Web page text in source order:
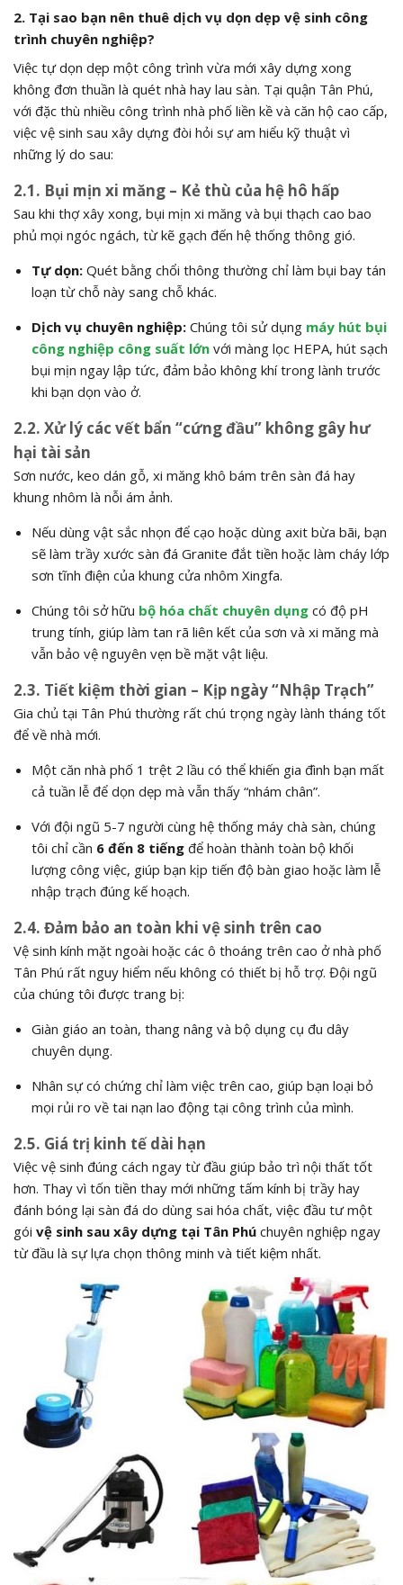
2. Tại sao bạn nên thuê dịch vụ dọn dẹp vệ sinh công
trình chuyên nghiệp?
Việc tự dọn dẹp một công trình vừa mới xây dựng xong
không đơn thuần là quét nhà hay lau sàn. Tại quận Tân Phú,
với đặc thù nhiều công trình nhà phố liền kề và căn hộ cao cấp,
việc vệ sinh sau xây dựng đòi hỏi sự am hiểu kỹ thuật vì
những lý do sau:
2.1. Bụi mịn xi măng – Kẻ thù của hệ hô hấp
Sau khi thợ xây xong, bụi mịn xi măng và bụi thạch cao bao
phủ mọi ngóc ngách, từ kẽ gạch đến hệ thống thông gió.
Tự dọn:Quét bằng chổi thông thường chỉ làm bụi bay tán
loạn từ chỗ này sang chỗ khác.
Dịch vụ chuyên nghiệp:Chúng tôi sử dụng máy hút bụi
công nghiệp công suất lớnvới màng lọc HEPA, hút sạch
bụi mịn ngay lập tức, đảm bảo không khí trong lành trước
khi bạn dọn vào ở.
2.2. Xử lý các vết bẩn “cứng đầu” không gây hư
hại tài sản
Sơn nước, keo dán gỗ, xi măng khô bám trên sàn đá hay
khung nhôm là nỗi ám ảnh.
Nếu dùng vật sắc nhọn để cạo hoặc dùng axit bừa bãi, bạn
sẽ làm trầy xước sàn đá Granite đắt tiền hoặc làm cháy lớp
sơn tĩnh điện của khung cửa nhôm Xingfa.
Chúng tôi sở hữu bộ hóa chất chuyên dụngcó độ pH
trung tính, giúp làm tan rã liên kết của sơn và xi măng mà
vẫn bảo vệ nguyên vẹn bề mặt vật liệu.
2.3. Tiết kiệm thời gian – Kịp ngày “Nhập Trạch”
Gia chủ tại Tân Phú thường rất chú trọng ngày lành tháng tốt
để về nhà mới.
Một căn nhà phố 1 trệt 2 lầu có thể khiến gia đình bạn mất
cả tuần lễ để dọn dẹp mà vẫn thấy “nhám chân”.
Với đội ngũ 5-7 người cùng hệ thống máy chà sàn, chúng
tôi chỉ cần 6 đến 8 tiếngđể hoàn thành toàn bộ khối
lượng công việc, giúp bạn kịp tiến độ bàn giao hoặc làm lễ
nhập trạch đúng kế hoạch.
2.4. Đảm bảo an toàn khi vệ sinh trên cao
Vệ sinh kính mặt ngoài hoặc các ô thoáng trên cao ở nhà phố
Tân Phú rất nguy hiểm nếu không có thiết bị hỗ trợ. Đội ngũ
của chúng tôi được trang bị:
Giàn giáo an toàn, thang nâng và bộ dụng cụ đu dây
chuyên dụng.
Nhân sự có chứng chỉ làm việc trên cao, giúp bạn loại bỏ
mọi rủi ro về tai nạn lao động tại công trình của mình.
2.5. Giá trị kinh tế dài hạn
Việc vệ sinh đúng cách ngay từ đầu giúp bảo trì nội thất tốt
hơn. Thay vì tốn tiền thay mới những tấm kính bị trầy hay
đánh bóng lại sàn đá do dùng sai hóa chất, việc đầu tư một
gói vệ sinh sau xây dựng tại Tân Phú chuyên nghiệp ngay
từ đầu là sự lựa chọn thông minh và tiết kiệm nhất.